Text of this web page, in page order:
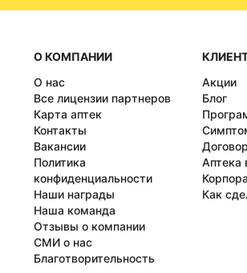
О КОМПАНИИ
О нас
Все лицензии партнеров
Карта аптек
Контакты
Вакансии
Политика
конфиденциальности
Наши награды
Наша команда
Отзывы о компании
СМИ о нас
Благотворительность
Акции
Блог
Аптека
Как